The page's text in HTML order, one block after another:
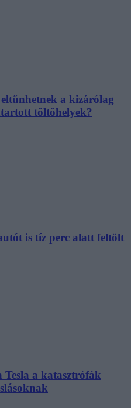
a kizárólag
töltőhelyek?
is tíz perc alatt feltölt
Tesla a katasztrófák